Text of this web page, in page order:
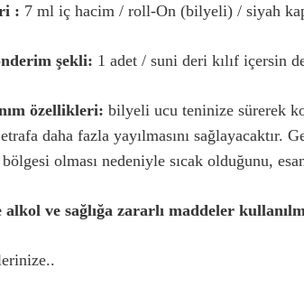
: 7 ml iç hacim / roll-On (bilyeli) / siyah
şekli: 1 adet / suni deri kılıf içersin
özellikleri: bilyeli ucu teninize sürerek
etrafa daha fazla yayılmasını
bölgesi olması nedeniyle sıcak olduğunu,
ve sağlığa zararlı maddeler